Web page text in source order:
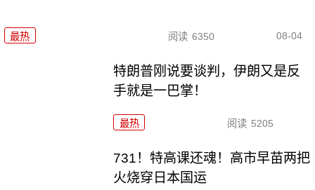
最热 阅读 6350 08-04
特朗普刚说要谈判，伊朗又是反
手就是一巴掌！
最热 阅读 5205
731！特高课还魂！高市早苗两把
火烧穿日本国运